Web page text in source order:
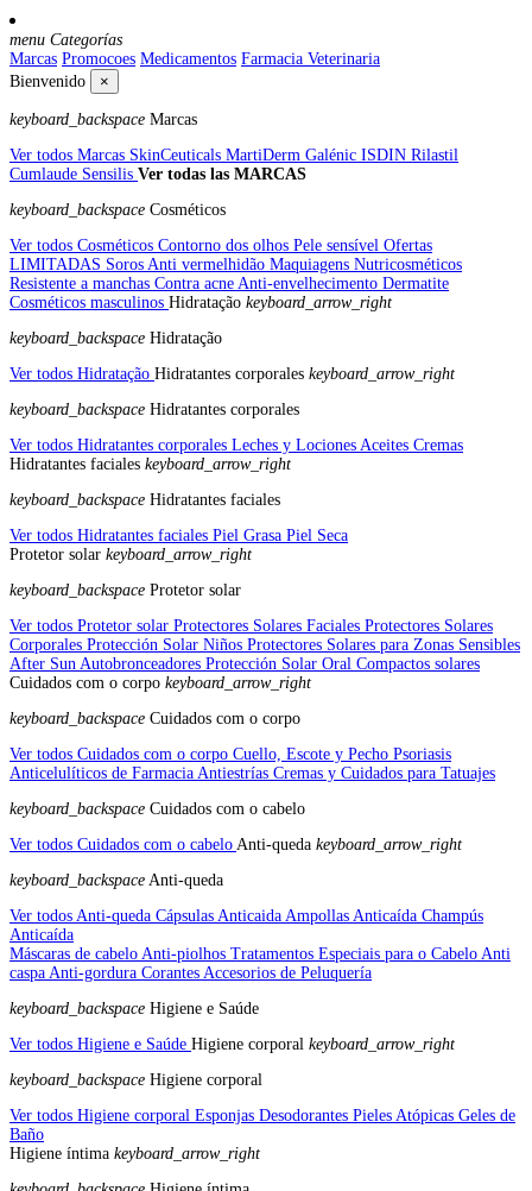
menu Categorías
Marcas Promocoes Medicamentos Farmacia Veterinaria
Bienvenido
×
keyboard_backspace Marcas
Ver todos Marcas SkinCeuticals MartiDerm Galénic ISDIN Rilastil
Cumlaude Sensilis Ver todas las MARCAS
keyboard_backspace Cosméticos
Ver todos Cosméticos Contorno dos olhos Pele sensível Ofertas
LIMITADAS Soros Anti vermelhidão Maquiagens Nutricosméticos
Resistente a manchas Contra acne Anti-envelhecimento Dermatite
Cosméticos masculinos Hidratação keyboard_arrow_right
keyboard_backspace Hidratação
Ver todos Hidratação Hidratantes corporales keyboard_arrow_right
keyboard_backspace Hidratantes corporales
Ver todos Hidratantes corporales Leches y Lociones Aceites Cremas
Hidratantes faciales keyboard_arrow_right
keyboard_backspace Hidratantes faciales
Ver todos Hidratantes faciales Piel Grasa Piel Seca
Protetor solar keyboard_arrow_right
keyboard_backspace Protetor solar
Ver todos Protetor solar Protectores Solares Faciales Protectores Solares
Corporales Protección Solar Niños Protectores Solares para Zonas Sensibles
After Sun Autobronceadores Protección Solar Oral Compactos solares
Cuidados com o corpo keyboard_arrow_right
keyboard_backspace Cuidados com o corpo
Ver todos Cuidados com o corpo Cuello, Escote y Pecho Psoriasis
Anticelulíticos de Farmacia Antiestrías Cremas y Cuidados para Tatuajes
keyboard_backspace Cuidados com o cabelo
Ver todos Cuidados com o cabelo Anti-queda keyboard_arrow_right
keyboard_backspace Anti-queda
Ver todos Anti-queda Cápsulas Anticaida Ampollas Anticaída Champús
Anticaída
Máscaras de cabelo Anti-piolhos Tratamentos Especiais para o Cabelo Anti
caspa Anti-gordura Corantes Accesorios de Peluquería
keyboard_backspace Higiene e Saúde
Ver todos Higiene e Saúde Higiene corporal keyboard_arrow_right
keyboard_backspace Higiene corporal
Ver todos Higiene corporal Esponjas Desodorantes Pieles Atópicas Geles de
Baño
Higiene íntima keyboard_arrow_right